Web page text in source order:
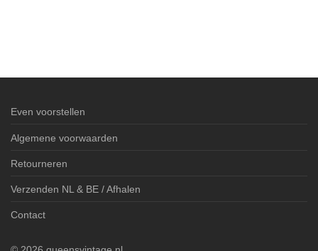
Even voorstellen
Algemene voorwaarden
Retourneren
Verzenden NL & BE / Afhalen
Contact